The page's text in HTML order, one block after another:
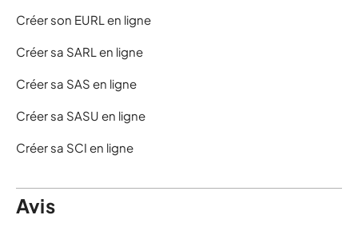
Créer son EURL en ligne
Créer sa SARL en ligne
Créer sa SAS en ligne
Créer sa SASU en ligne
Créer sa SCI en ligne
Avis